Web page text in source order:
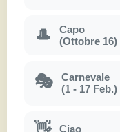
🎩
Capo
(Ottobre 16)
🎭
Carnevale
(1 - 17 Feb.)
Ciao